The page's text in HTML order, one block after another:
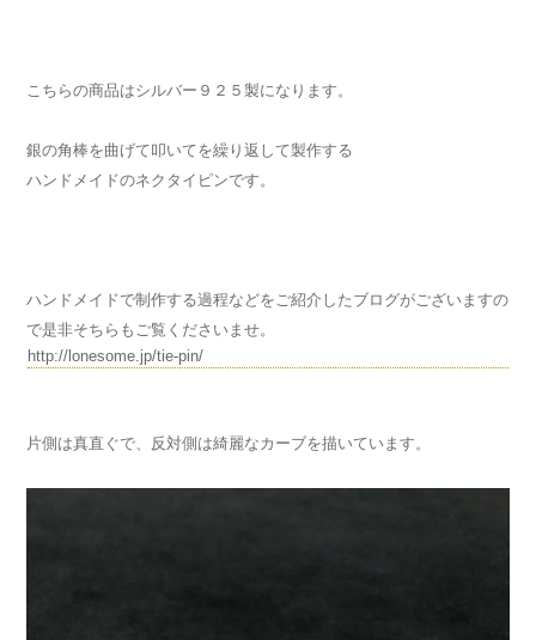
こちらの商品はシルバー９２５製になります。
銀の角棒を曲げて叩いてを繰り返して製作する
ハンドメイドのネクタイピンです。
ハンドメイドで制作する過程などをご紹介したブログがございますの
で是非そちらもご覧くださいませ。
http://lonesome.jp/tie-pin/
片側は真直ぐで、反対側は綺麗なカーブを描いています。